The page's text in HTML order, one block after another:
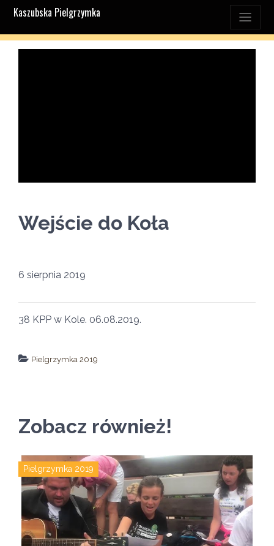
Kaszubska Pielgrzymka
Wejście do Koła
6 sierpnia 2019
38 KPP w Kole. 06.08.2019.
Pielgrzymka 2019
Zobacz również!
Pielgrzymka 2019